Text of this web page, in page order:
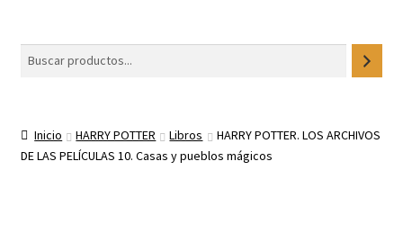
a
c
Buscar
Inicio HARRY POTTER Libros
HARRY POTTER. LOS ARCHIVOS
DE LAS PELÍCULAS 10. Casas y pueblos mágicos